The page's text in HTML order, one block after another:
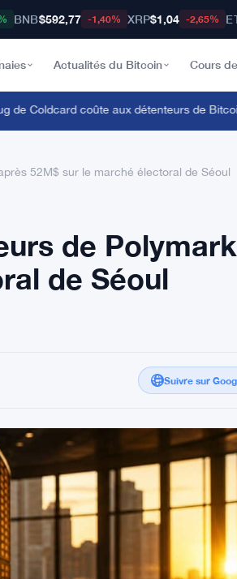
BNB$592,77 -1,40% XRP$1,04 -2,65%
Actualités du Bitcoin Cours
Coldcard coûte aux détenteurs de Bitcoin
52M$ sur le marché électoral de Séoul
de
de Séoul
Suivre sur